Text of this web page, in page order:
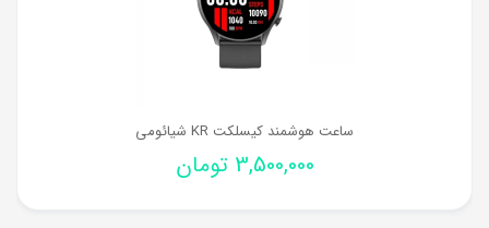
ساعت هوشمند کیسلکت KR شیائومی
3,500,000 تومان